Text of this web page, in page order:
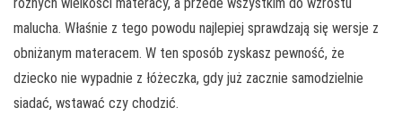
malucha. Właśnie z tego powodu najlepiej sprawdzają się wersje z
obniżanym materacem. W ten sposób zyskasz pewność, że
dziecko nie wypadnie z łóżeczka, gdy już zacznie samodzielnie
siadać, wstawać czy chodzić.